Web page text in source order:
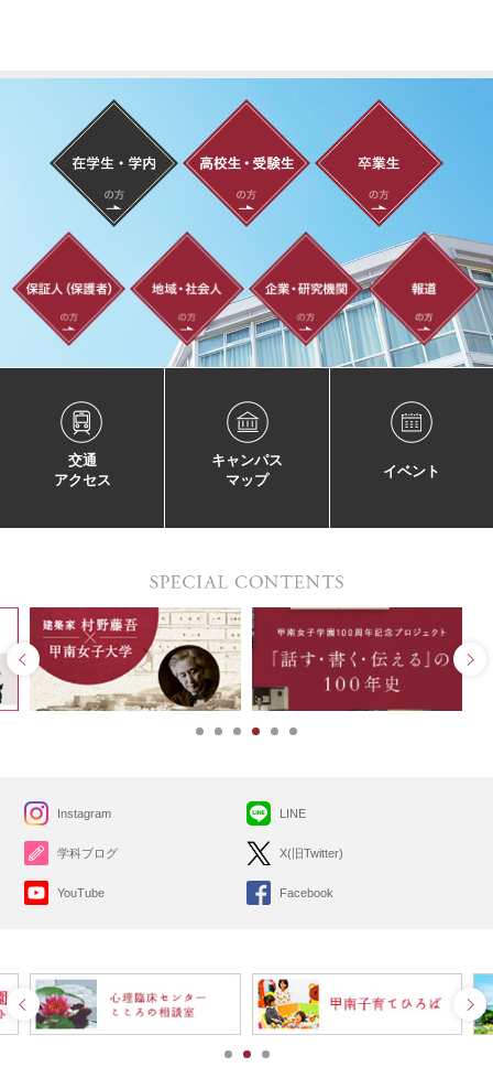
交通
アクセス
キャンパス
マップ
イベント
Instagram
学科ブログ
YouTube
LINE
X(旧Twitter)
Facebook